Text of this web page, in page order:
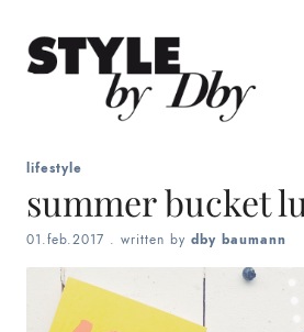
lifestyle
summer bucket
01.feb.2017 . written by dby baumann